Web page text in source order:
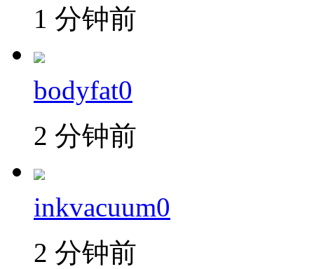
1 分钟前
bodyfat0
2 分钟前
inkvacuum0
2 分钟前